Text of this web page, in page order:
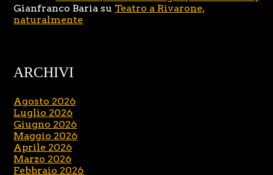
Gianfranco Baria su Teatro a Rivarone,
naturalmente
ARCHIVI
Agosto 2026
Luglio 2026
Giugno 2026
Maggio 2026
Aprile 2026
Marzo 2026
Febbraio 2026